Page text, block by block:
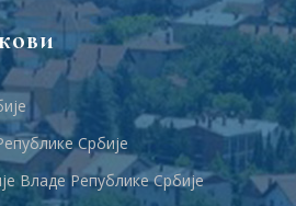
Србије
Владе Републике Србије